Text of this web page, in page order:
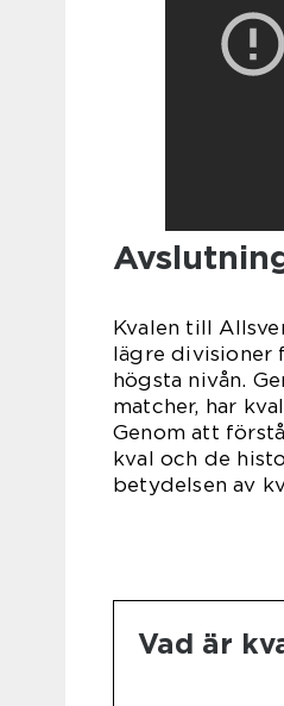
Kvalen till
lägre divisioner
högsta nivån.
matcher, har
Genom att
kval och de
betydelsen av
Vad är